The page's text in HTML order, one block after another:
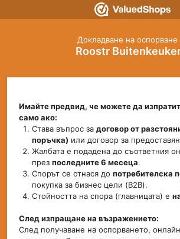
Докладване на оспорване
Roostr
Имайте предвид, че можете да
само ако:
Става въпрос задоговор от
поръчка) или договор за
Жалбата е подадена до съответния
презпоследните 6 месеца.
Спорът се отнася допотребителска
покупка за бизнес цели (B2B).
Стойността на спора (главницата) е
След изпращане на възражението:
След получаване на оспорването,